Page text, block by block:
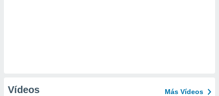
Vídeos Más Vídeos